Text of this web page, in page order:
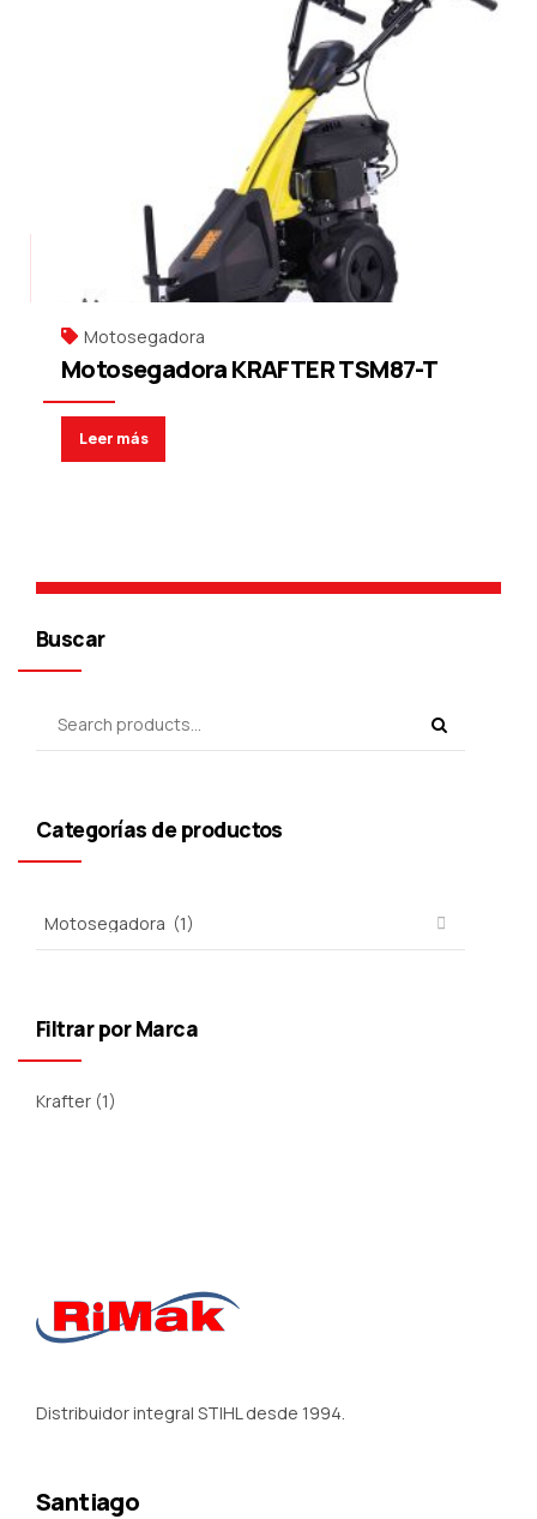
Motosegadora
Motosegadora KRAFTER TSM87-T
Leer más
Buscar
Categorías de productos
Filtrar por Marca
Krafter (1)
Distribuidor integral STIHL desde 1994.
Santiago